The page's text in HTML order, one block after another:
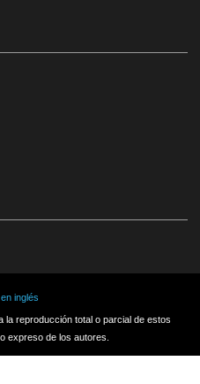
inglés
la reproducción total o parcial de estos
expreso de los autores.